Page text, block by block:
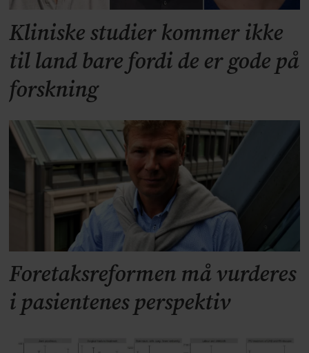
Kliniske studier kommer ikke
til land bare fordi de er gode på
forskning
Foretaksreformen må vurderes
i pasientenes perspektiv